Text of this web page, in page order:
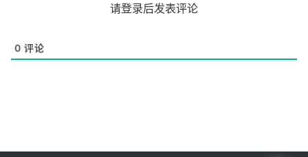
请登录后发表评论
0 评论